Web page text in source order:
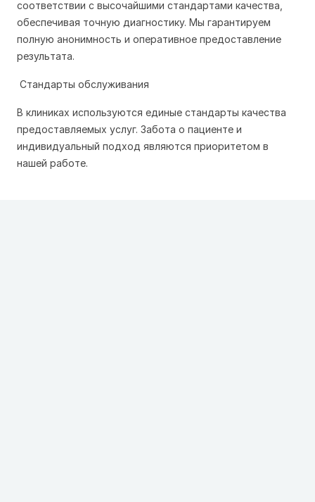
соответствии с высочайшими стандартами качества,
обеспечивая точную диагностику. Мы гарантируем
полную анонимность и оперативное предоставление
результата.
Стандарты обслуживания
В клиниках используются единые стандарты качества
предоставляемых услуг. Забота о пациенте и
индивидуальный подход являются приоритетом в
нашей работе.